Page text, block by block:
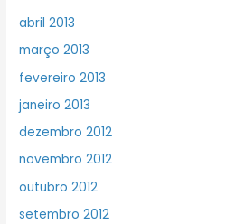
abril 2013
março 2013
fevereiro 2013
janeiro 2013
dezembro 2012
novembro 2012
outubro 2012
setembro 2012